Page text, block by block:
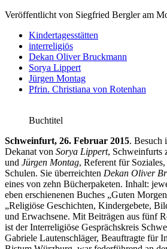
Veröffentlicht von Siegfried Bergleram
Kindertagesstätten
interreligiös
Dekan Oliver Bruckmann
Sorya Lippert
Jürgen Montag
Pfrin. Christiana von Rotenhan
Buchtitel
Schweinfurt, 26. Februar 2015. Besuch
Dekanat von Sorya Lippert, Schweinfurts
und Jürgen Montag, Referent für
Schulen. Sie überreichten Dekan Oliver
eines von zehn Bücherpaketen. Inhalt:
eben erschienenen Buches „Guten
„Religiöse Geschichten, Kindergebete,
und Erwachsene. Mit Beiträgen aus fünf
ist der Interreligiöse Gesprächskreis
Gabriele Lautenschläger, Beauftragte für